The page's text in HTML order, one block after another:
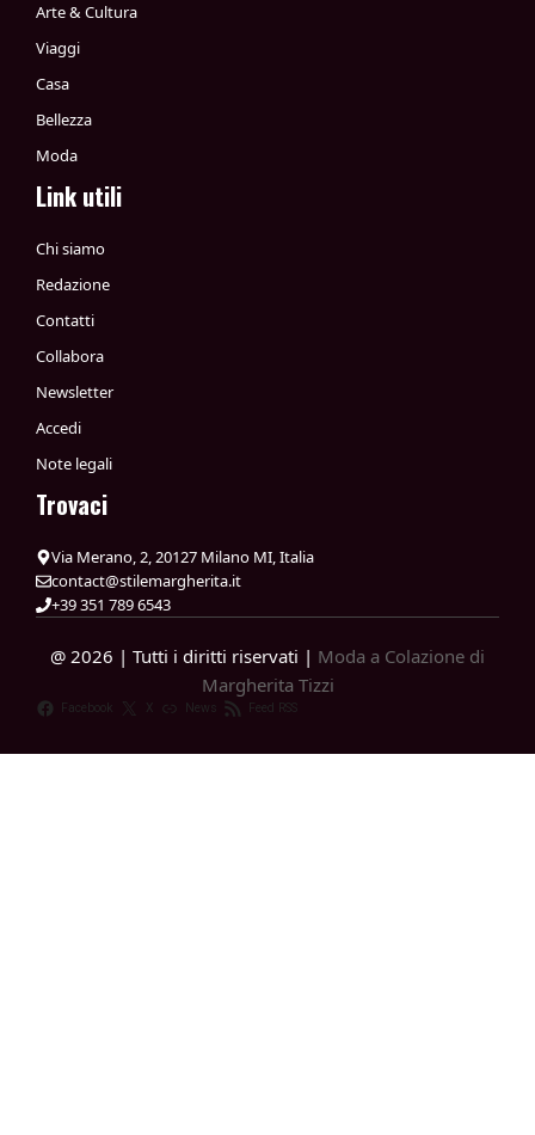
Arte & Cultura
Viaggi
Casa
Bellezza
Moda
Link utili
Chi siamo
Redazione
Contatti
Collabora
Newsletter
Accedi
Note legali
Trovaci
Via Merano, 2, 20127 Milano MI, Italia
contact@stilemargherita.it
+39 351 789 6543
@ 2026 | Tutti i diritti riservati | Moda a Colazione di
Margherita Tizzi
Facebook X News Feed RSS